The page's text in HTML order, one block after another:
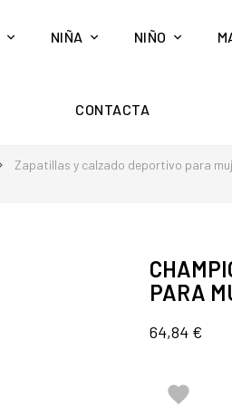
NIÑA NIÑO
CONTACTA
Zapatillas y calzado deportivo para
PARA
64,84 €
